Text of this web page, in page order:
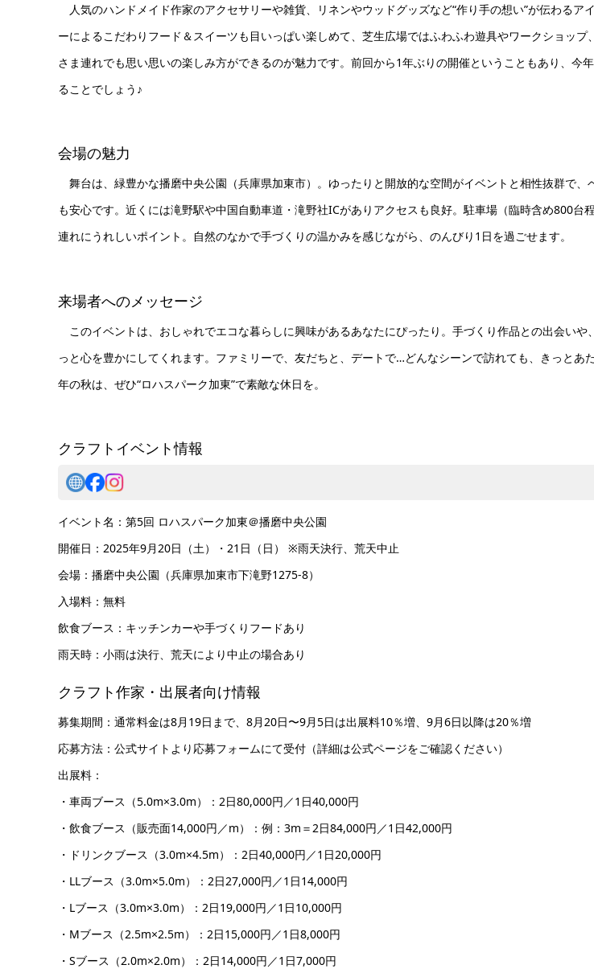
人気のハンドメイド作家のアクセサリーや雑貨、リネンやウッドグッズなど“作り手の想い”が伝わるア
ーによるこだわりフード＆スイーツも目いっぱい楽しめて、芝生広場ではふわふわ遊具やワークショップ
さま連れでも思い思いの楽しみ方ができるのが魅力です。前回から1年ぶりの開催ということもあり、今
ることでしょう♪
会場の魅力
舞台は、緑豊かな播磨中央公園（兵庫県加東市）。ゆったりと開放的な空間がイベントと相性抜群で、
も安心です。近くには滝野駅や中国自動車道・滝野社ICがありアクセスも良好。駐車場（臨時含め800台
連れにうれしいポイント。自然のなかで手づくりの温かみを感じながら、のんびり1日を過ごせます。
来場者へのメッセージ
このイベントは、おしゃれでエコな暮らしに興味があるあなたにぴったり。手づくり作品との出会いや
っと心を豊かにしてくれます。ファミリーで、友だちと、デートで…どんなシーンで訪れても、きっとあ
年の秋は、ぜひ“ロハスパーク加東”で素敵な休日を。
クラフトイベント情報
イベント名：第5回 ロハスパーク加東＠播磨中央公園
開催日：2025年9月20日（土）・21日（日） ※雨天決行、荒天中止
会場：播磨中央公園（兵庫県加東市下滝野1275-8）
入場料：無料
飲食ブース：キッチンカーや手づくりフードあり
雨天時：小雨は決行、荒天により中止の場合あり
クラフト作家・出展者向け情報
募集期間：通常料金は8月19日まで、8月20日〜9月5日は出展料10％増、9月6日以降は20％増
応募方法：公式サイトより応募フォームにて受付（詳細は公式ページをご確認ください）
出展料：
・車両ブース（5.0m×3.0m）：2日80,000円／1日40,000円
・飲食ブース（販売面14,000円／m）：例：3m＝2日84,000円／1日42,000円
・ドリンクブース（3.0m×4.5m）：2日40,000円／1日20,000円
・LLブース（3.0m×5.0m）：2日27,000円／1日14,000円
・Lブース（3.0m×3.0m）：2日19,000円／1日10,000円
・Mブース（2.5m×2.5m）：2日15,000円／1日8,000円
・Sブース（2.0m×2.0m）：2日14,000円／1日7,000円